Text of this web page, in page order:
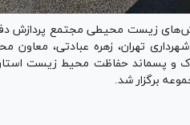
چالش‌های زیست محیطی مجتمع
تهران، زهره عبادتی، معاون
پسماند حفاظت محیط زیست استان
برگزار شد.